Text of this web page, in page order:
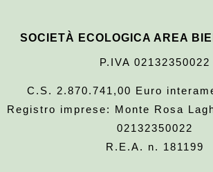
SOCIETÀ ECOLOGICA AREA
P.IVA 02132350022
C.S. 2.870.741,00 Euro
Registro imprese: Monte Rosa
02132350022
R.E.A. n. 181199